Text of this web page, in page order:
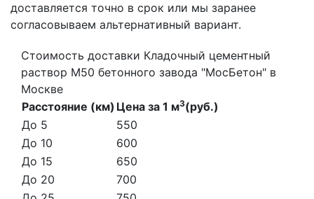
доставляется точно в срок или мы заранее
согласовываем альтернативный вариант.
Стоимость доставки Кладочный цементный
раствор М50 бетонного завода "МосБетон" в
Москве
Расстояние (км) Цена за 1 м3(руб.)
До 5
550
До 10
600
До 15
650
До 20
700